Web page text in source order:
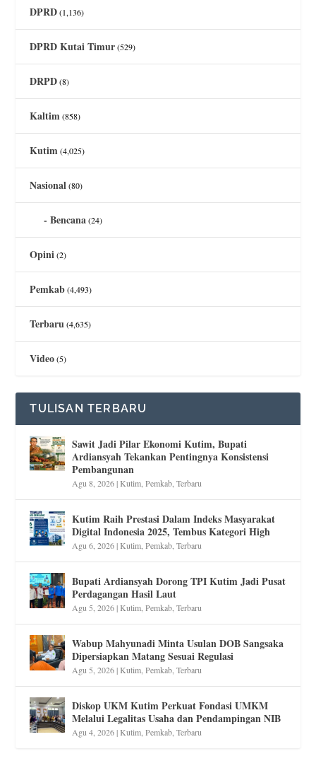
DPRD(1,136)
DPRD Kutai Timur(529)
DRPD(8)
Kaltim(858)
Kutim(4,025)
Nasional(80)
Bencana(24)
Opini(2)
Pemkab(4,493)
Terbaru(4,635)
Video(5)
TULISAN TERBARU
Sawit Jadi Pilar Ekonomi Kutim, Bupati
Ardiansyah Tekankan Pentingnya Konsistensi
Pembangunan
Agu 8, 2026|Kutim,Pemkab,Terbaru
Kutim Raih Prestasi Dalam Indeks Masyarakat
Digital Indonesia 2025, Tembus Kategori High
Agu 6, 2026|Kutim,Pemkab,Terbaru
Bupati Ardiansyah Dorong TPI Kutim Jadi Pusat
Perdagangan Hasil Laut
Agu 5, 2026|Kutim,Pemkab,Terbaru
Wabup Mahyunadi Minta Usulan DOB Sangsaka
Dipersiapkan Matang Sesuai Regulasi
Agu 5, 2026|Kutim,Pemkab,Terbaru
Diskop UKM Kutim Perkuat Fondasi UMKM
Melalui Legalitas Usaha dan Pendampingan NIB
Agu 4, 2026|Kutim,Pemkab,Terbaru